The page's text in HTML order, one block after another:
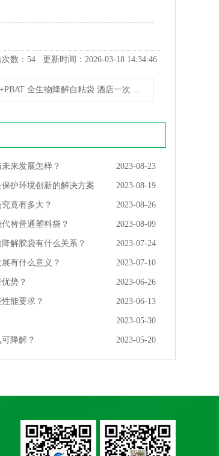
数： 54 更新时间：2026-03-18 14:34:46
全生物降解自粘袋 酒店一次性牙膏包装袋
2023-08-23
来发展怎样？
2023-08-19
护环境创新的解决方案
2023-08-26
竟有多大？
2023-08-09
替普通塑料袋？
2023-07-24
解胶袋有什么关系？
2023-07-10
有什么意义？
2023-06-26
势？
2023-06-13
能要求？
2023-05-30
2023-05-20
降解？